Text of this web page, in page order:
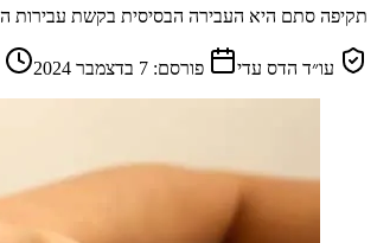
תקיפה סתם היא העבירה הבסיסית בקשת עבירות התקיפה - סעיף 379 לחוק העונשין, שעונשה עד שנתיים מאסר. מה החוק מגדיר כתקיפה, מה
עו״ד הדס עדי פורסם: 7 בדצמבר 2024